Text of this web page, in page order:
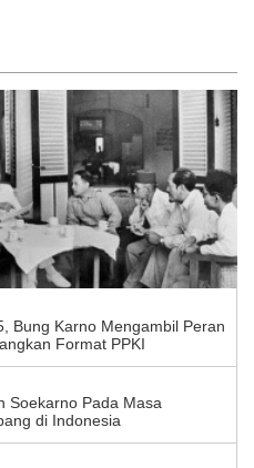
Bung Karno Mengambil Peran
Format PPKI
Soekarno Pada Masa
di Indonesia